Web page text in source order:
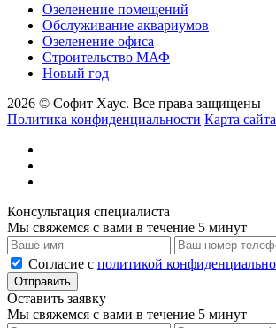
Озеленение помещений
Обслуживание аквариумов
Озеленение офиса
Строительство МАФ
Новый год
2026 © Софит Хаус. Все права защищены
Политика конфиденциальности Карта сайта
Консультация специалиста
Мы свяжемся с вами в течение 5 минут
Cогласие с политикой
Отправить
Оставить заявку
Мы свяжемся с вами в течение 5 минут